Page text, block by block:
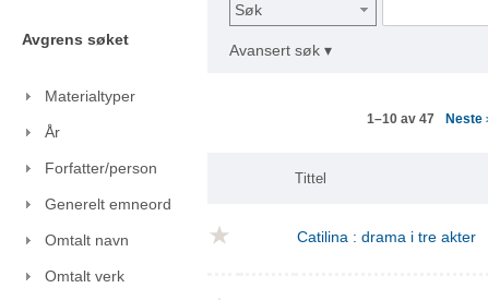
Avgrens søket
Materialtyper
År
Forfatter/person
Generelt emneord
Omtalt navn
Omtalt verk
Søk
Avansert søk ▾
1–10 av 47 Neste
Tittel
Catilina : drama i tre akter